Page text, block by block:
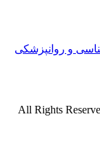
و روانپزشکی